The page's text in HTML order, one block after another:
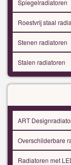
Spiegelradiatoren
Roestvrij staal
Stenen radiatoren
Stalen radiatoren
ART
Overschilderbare
Radiatoren met